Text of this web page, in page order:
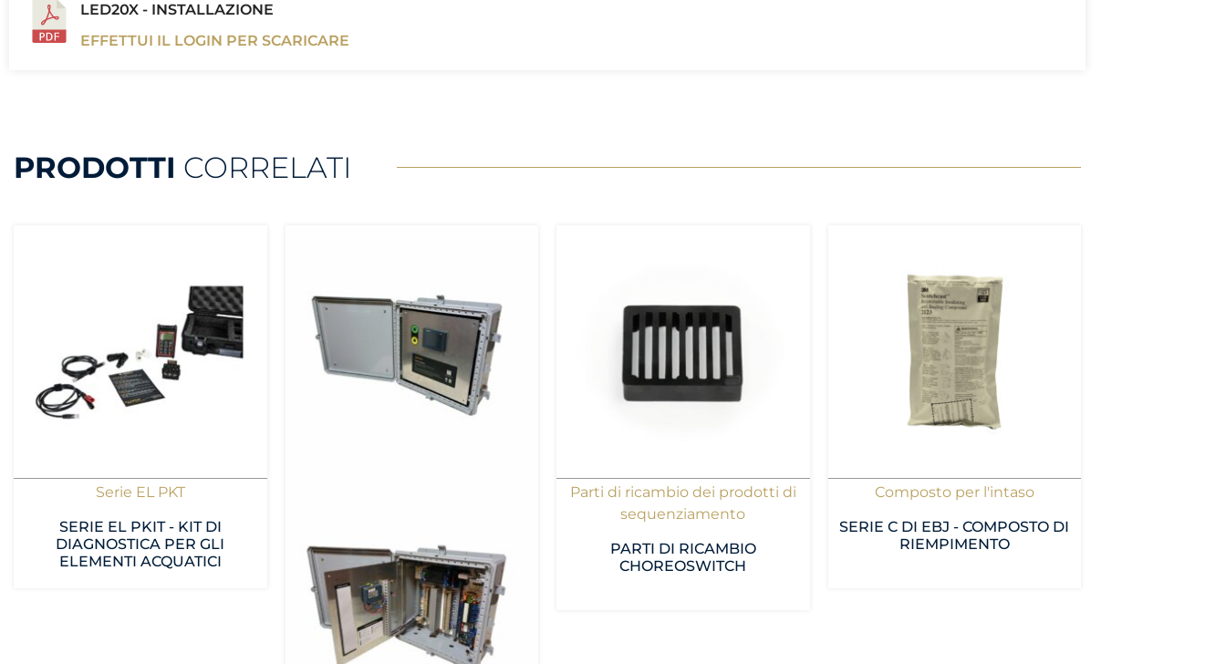
LED20X - INSTALLAZIONE
EFFETTUI IL LOGIN PER SCARICARE
PRODOTTI CORRELATI
Serie EL PKT
SERIE EL PKIT - KIT DI
DIAGNOSTICA PER GLI
ELEMENTI ACQUATICI
Parti di ricambio dei prodotti di
sequenziamento
PARTI DI RICAMBIO
CHOREOSWITCH
Composto per l'intaso
SERIE C DI EBJ - COMPOSTO DI
RIEMPIMENTO